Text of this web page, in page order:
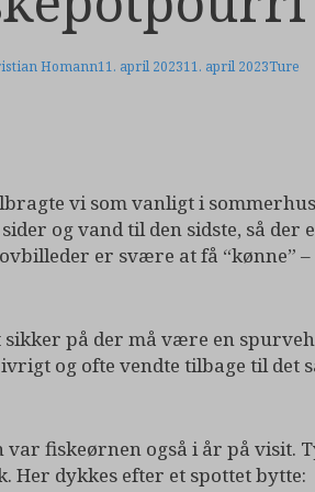
Homann11. april 202311. april 2023Ture
vi som vanligt i
og vand til den sidste, så
er svære at få “kønne”
sikker på der må være en
og ofte vendte tilbage til
var fiskeørnen også i år på visit.
Her dykkes efter et spottet bytte: